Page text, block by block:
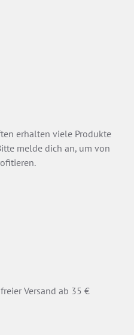
erhalten viele Produkte
melde dich an, um von
Versand ab 35 €